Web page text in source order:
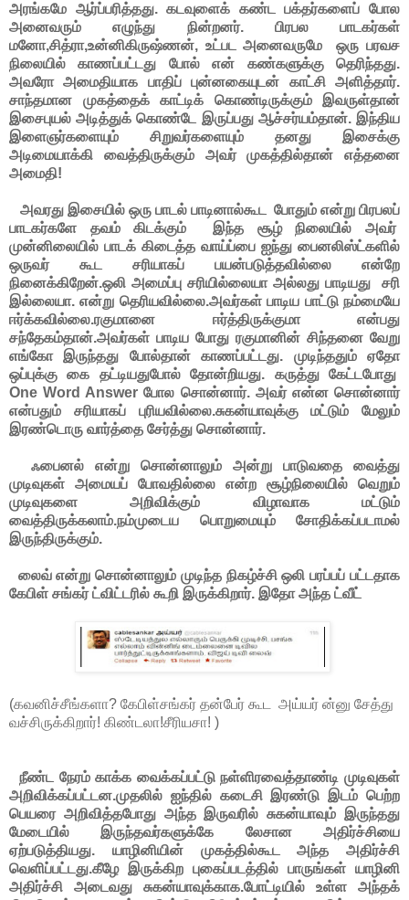
அரங்கமே ஆர்ப்பரித்தது. கடவுளைக் கண்ட பக்தர்களைப் போல
அனைவரும் எழுந்து நின்றனர். பிரபல பாடகர்கள்
மனோ,சித்ரா,உன்னிகிருஷ்ணன், உட்பட அனைவருமே ஒரு பரவச
நிலையில் காணப்பட்டது போல் என் கண்களுக்கு தெரிந்தது.
அவரோ அமைதியாக பாதிப் புன்னகையுடன் காட்சி அளித்தார்.
சாந்தமான முகத்தைக் காட்டிக் கொண்டிருக்கும் இவருள்தான்
இசைபுயல் அடித்துக் கொண்டே இருப்பது ஆச்சர்யம்தான். இந்திய
இளைஞர்களையும் சிறுவர்களையும் தனது இசைக்கு
அடிமையாக்கி வைத்திருக்கும் அவர் முகத்தில்தான் எத்தனை
அமைதி!
அவரது இசையில் ஒரு பாடல் பாடினால்கூட போதும் என்று பிரபலப்
பாடகர்களே தவம் கிடக்கும் இந்த சூழ் நிலையில் அவர்
முன்னிலையில் பாடக் கிடைத்த வாய்ப்பை ஐந்து பைனலிஸ்ட்களில்
ஒருவர் கூட சரியாகப் பயன்படுத்தவில்லை என்றே
நினைக்கிறேன்.ஒலி அமைப்பு சரியில்லையா அல்லது பாடியது சரி
இல்லையா. என்று தெரியவில்லை.அவர்கள் பாடிய பாட்டு நம்மையே
ஈர்க்கவில்லை.ரகுமானை ஈர்த்திருக்குமா என்பது
சந்தேகம்தான்.அவர்கள் பாடிய போது ரகுமானின் சிந்தனை வேறு
எங்கோ இருந்தது போல்தான் காணப்பட்டது. முடிந்ததும் ஏதோ
ஒப்புக்கு கை தட்டியதுபோல் தோன்றியது. கருத்து கேட்டபோது
One Word Answer போல சொன்னார். அவர் என்ன சொன்னார்
என்பதும் சரியாகப் புரியவில்லை.சுகன்யாவுக்கு மட்டும் மேலும்
இரண்டொரு வார்த்தை சேர்த்து சொன்னார்.
ஃபைனல் என்று சொன்னாலும் அன்று பாடுவதை வைத்து
முடிவுகள் அமையப் போவதில்லை என்ற சூழ்நிலையில் வெறும்
முடிவுகளை அறிவிக்கும் விழாவாக மட்டும்
வைத்திருக்கலாம்.நம்முடைய பொறுமையும் சோதிக்கப்படாமல்
இருந்திருக்கும்.
லைவ் என்று சொன்னாலும் முடிந்த நிகழ்ச்சி ஒலி பரப்பப் பட்டதாக
கேபிள் சங்கர் ட்விட்டரில் கூறி இருக்கிறார். இதோ அந்த ட்வீட்
(கவனிச்சீங்களா? கேபிள்சங்கர் தன்பேர் கூட அய்யர் ன்னு சேத்து
வச்சிருக்கிறார்! கிண்டலா!சீரியசா! )
நீண்ட நேரம் காக்க வைக்கப்பட்டு நள்ளிரவைத்தாண்டி முடிவுகள்
அறிவிக்கப்பட்டன.முதலில் ஐந்தில் கடைசி இரண்டு இடம் பெற்ற
பெயரை அறிவித்தபோது அந்த இருவரில் சுகன்யாவும் இருந்தது
மேடையில் இருந்தவர்களுக்கே லேசான அதிர்ச்சியை
ஏற்படுத்தியது. யாழினியின் முகத்தில்கூட அந்த அதிர்ச்சி
வெளிப்பட்டது.கீழே இருக்கிற புகைப்படத்தில் பாருங்கள் யாழினி
அதிர்ச்சி அடைவது சுகன்யாவுக்காக.போட்டியில் உள்ள அந்தக்